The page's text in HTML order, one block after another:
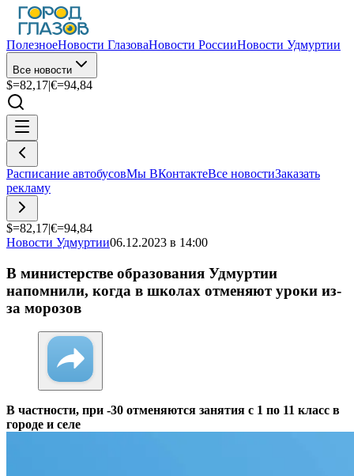
ПолезноеНовости ГлазоваНовости РоссииНовости Удмуртии
Все новости
$=82,17|€=94,84
Расписание автобусовМы ВКонтактеВсе новостиЗаказать
рекламу
$=82,17|€=94,84
Новости Удмуртии06.12.2023 в 14:00
В министерстве образования Удмуртии
напомнили, когда в школах отменяют уроки из-
за морозов
В частности, при -30 отменяются занятия с 1 по 11 класс в
городе и селе